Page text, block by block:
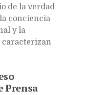
de la verdad
conciencia
y la
caracterizan
Prensa